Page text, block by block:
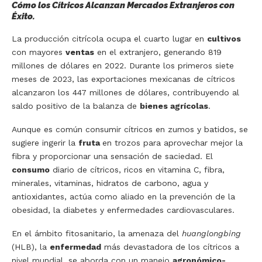
Cómo los Cítricos Alcanzan Mercados Extranjeros con
Éxito.
La producción citrícola ocupa el cuarto lugar en cultivos
con mayores ventas en el extranjero, generando 819
millones de dólares en 2022. Durante los primeros siete
meses de 2023, las exportaciones mexicanas de cítricos
alcanzaron los 447 millones de dólares, contribuyendo al
saldo positivo de la balanza de bienes agrícolas.
Aunque es común consumir cítricos en zumos y batidos, se
sugiere ingerir la frutaen trozos para aprovechar mejor la
fibra y proporcionar una sensación de saciedad. El
consumo diario de cítricos, ricos en vitamina C, fibra,
minerales, vitaminas, hidratos de carbono, agua y
antioxidantes, actúa como aliado en la prevención de la
obesidad, la diabetes y enfermedades cardiovasculares.
En el ámbito fitosanitario, la amenaza del huanglongbing
(HLB), la enfermedad más devastadora de los cítricos a